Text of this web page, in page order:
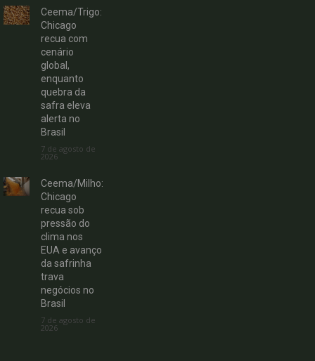
Ceema/Trigo:
Chicago
recua com
cenário
global,
enquanto
quebra da
safra eleva
alerta no
Brasil
7 de agosto de
2026
Ceema/Milho:
Chicago
recua sob
pressão do
clima nos
EUA e avanço
da safrinha
trava
negócios no
Brasil
7 de agosto de
2026